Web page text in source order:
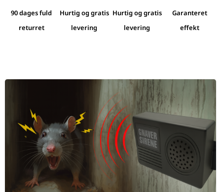
90 dages fuld
returret
Hurtig og gratis
levering
Hurtig og gratis
levering
Garanteret
effekt